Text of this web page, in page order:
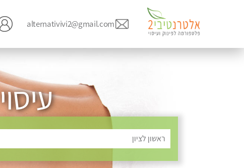
alternativivi2@gmail.com
ראשון לציון